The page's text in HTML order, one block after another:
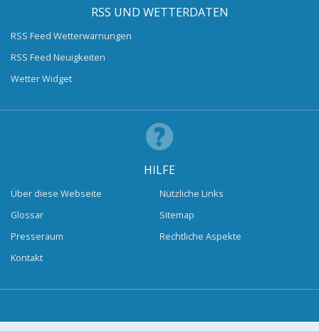
RSS UND WETTERDATEN
RSS Feed Wetterwarnungen
RSS Feed Neuigkeiten
Wetter Widget
HILFE
Über diese Webseite
Glossar
Presseraum
Kontakt
Nützliche Links
Sitemap
Rechtliche Aspekte